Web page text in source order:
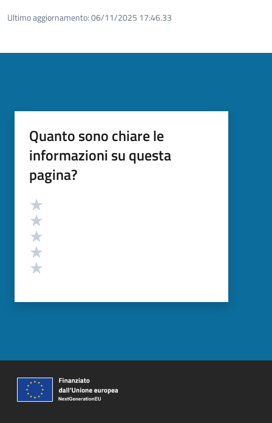
Ultimo aggiornamento:06/11/2025 17:46.33
Quanto sono chiare le
informazioni su questa
pagina?
Valutazione